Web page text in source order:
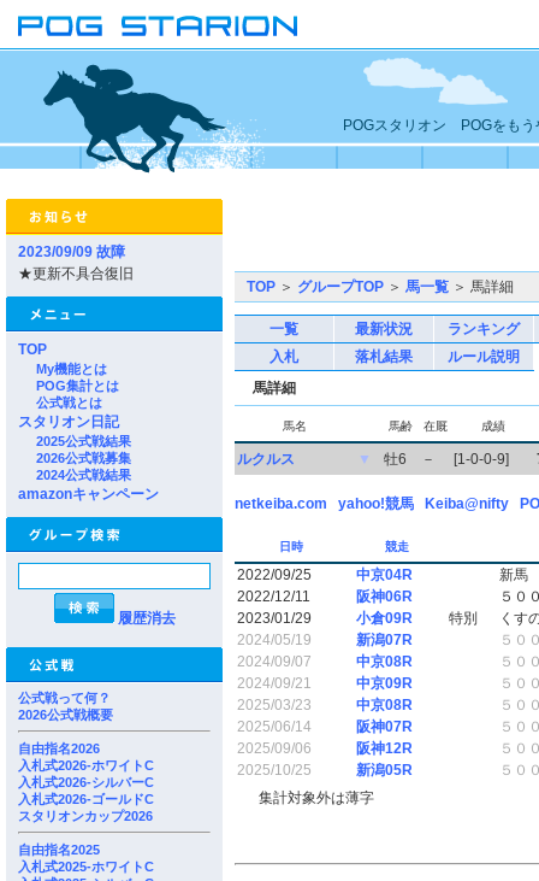
POGスタリオン POGをもう
2023/09/09 故障
★更新不具合復旧
TOP
My機能とは
POG集計とは
公式戦とは
スタリオン日記
2025公式戦結果
2026公式戦募集
2024公式戦結果
amazonキャンペーン
履歴消去
公式戦って何？
2026公式戦概要
自由指名2026
入札式2026-ホワイトC
入札式2026-シルバーC
入札式2026-ゴールドC
スタリオンカップ2026
自由指名2025
入札式2025-ホワイトC
TOP ＞ グループTOP ＞ 馬一覧 ＞ 馬詳細
一覧 最新状況
ランキング
入札
落札結果
ルール説明
馬詳細
馬名 馬齢 在厩 成績
ルクルス ▼ 牡6 － [1-0-0-9]
netkeiba.com yahoo!競馬 Keiba@nifty
日時 競走
2022/09/25 中京04R
新馬
2022/12/11
阪神06R
５０
2023/01/29
小倉09R 特別
くす
2024/05/19
新潟07R
５０
2024/09/07
中京08R
５０
2024/09/21
中京09R
５０
2025/03/23
中京08R
５０
2025/06/14
阪神07R
５０
2025/09/06
阪神12R
５０
2025/10/25
新潟05R
５０
集計対象外は薄字